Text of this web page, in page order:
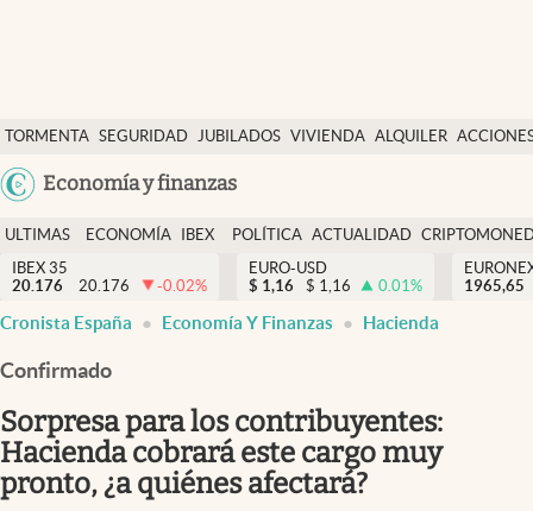
TORMENTA SEGURIDAD JUBILADOS VIVIENDA ALQUILER
USA
Economía y finanzas
Economía y finanzas
Política
Actualidad
Criptomonedas
España
ULTIMAS
NOTICIAS
ECONOMÍA
FINANZAS
IBEX
EURO
POLÍTICA ACTUALIDAD
IBEX 35
20.176
20.176 -0.02%
EURO-USD
$ 1,16 $ 1,16 0.01%
1965,65
Cronista España Economía Y Finanzas Hacienda
Confirmado
Sorpresa para los contribuyentes:
Hacienda cobrará este cargo muy
pronto, ¿a quiénes afectará?